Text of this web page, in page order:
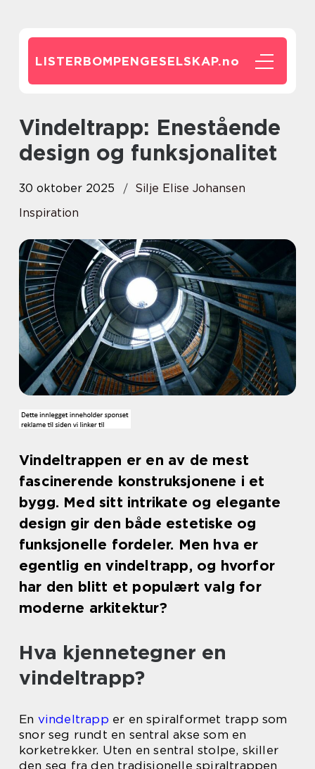
LISTERBOMPENGESELSKAP.no
Vindeltrapp: Enestående
design og funksjonalitet
30 oktober 2025
Silje Elise Johansen
Inspiration
Vindeltrappen er en av de mest
fascinerende konstruksjonene i et
bygg. Med sitt intrikate og elegante
design gir den både estetiske og
funksjonelle fordeler. Men hva er
egentlig en vindeltrapp, og hvorfor
har den blitt et populært valg for
moderne arkitektur?
Hva kjennetegner en
vindeltrapp?
En vindeltrapp er en spiralformet trapp som
snor seg rundt en sentral akse som en
korketrekker. Uten en sentral stolpe, skiller
den seg fra den tradisjonelle spiraltrappen